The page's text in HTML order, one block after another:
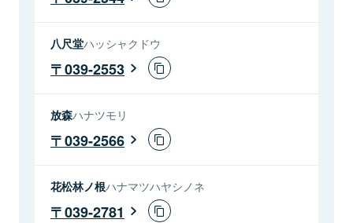
八尺堂ハッシャクドウ
039-2553
放森ハナツモリ
039-2566
花松林ノ根ハナマツハヤシノネ
039-2781